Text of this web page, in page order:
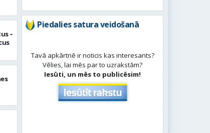
–
Piedalies satura veidošanā
Tavā apkārtnē ir noticis kas interesants?
Vēlies, lai mēs par to uzrakstām?
Iesūti, un mēs to publicēsim!